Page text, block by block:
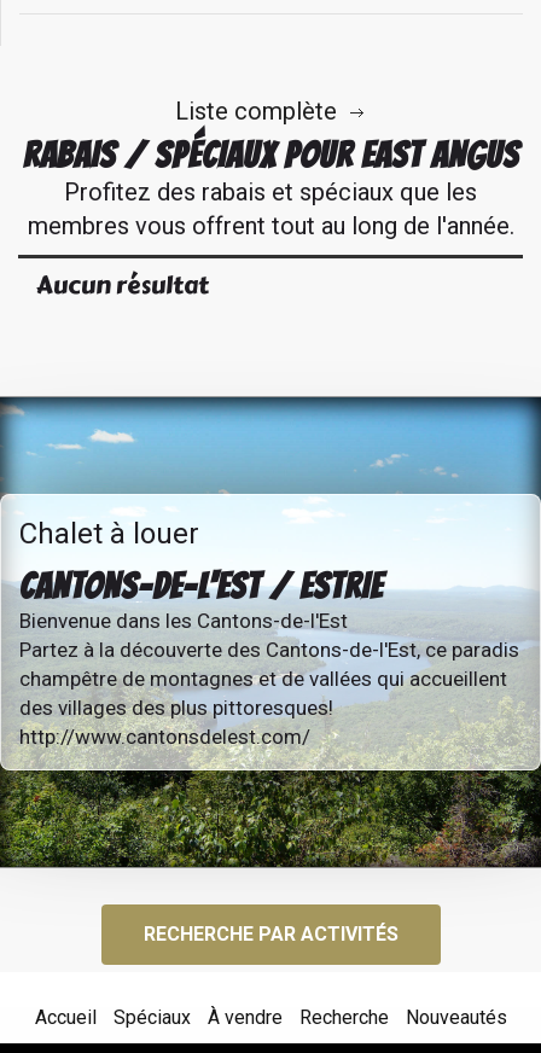
Liste complète
RABAIS / SPÉCIAUX POUR EAST ANGUS
Profitez des rabais et spéciaux que les
membres vous offrent tout au long de l'année.
Aucun résultat
Chalet à louer
CANTONS-DE-L'EST / ESTRIE
Bienvenue dans les Cantons-de-l'Est
Partez à la découverte des Cantons-de-l'Est, ce paradis
champêtre de montagnes et de vallées qui accueillent
des villages des plus pittoresques!
http://www.cantonsdelest.com/
RECHERCHE PAR ACTIVITÉS
Accueil Spéciaux À vendre Recherche Nouveautés